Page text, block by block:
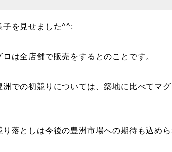
子を見せました^^;
は全店舗で販売をするとのことです。
洲での初競りについては、築地に比べてマ
り落としは今後の豊洲市場への期待も込めら